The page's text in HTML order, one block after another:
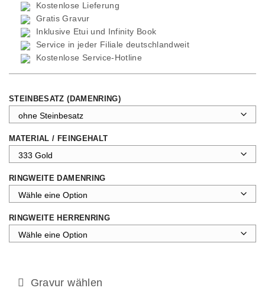
Kostenlose Lieferung
Gratis Gravur
Inklusive Etui und Infinity Book
Service in jeder Filiale deutschlandweit
Kostenlose Service-Hotline
STEINBESATZ (DAMENRING)
MATERIAL / FEINGEHALT
RINGWEITE DAMENRING
RINGWEITE HERRENRING
Gravur wählen